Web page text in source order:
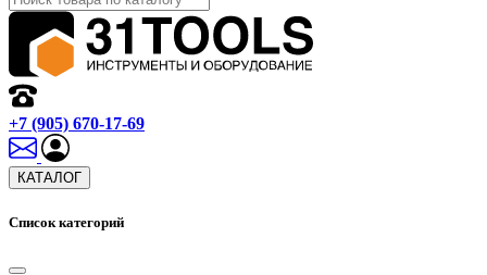
+7 (905) 670-17-69
КАТАЛОГ
Список категорий